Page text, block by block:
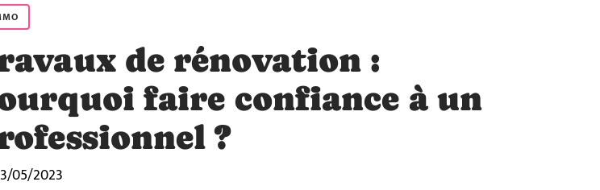
de rénovation :
faire confiance à un
?
05/2023